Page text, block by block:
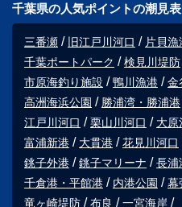
千葉県の人気ポイントの潮見表
三番瀬 旧江戸川河口 片貝漁
千葉ポートパーク
検見川堤防
市原海釣り施設
鴨川漁港 金
高洲海浜公園
勝浦湾・勝浦港
江戸川河口
栗山川河口 大原
富浦新港
大貫港 花見川河口
銚子外港
銚子マリーナ 長浦
千倉港・平館港
内港公園 幕
竜ヶ崎堤防
布良
一宮海岸